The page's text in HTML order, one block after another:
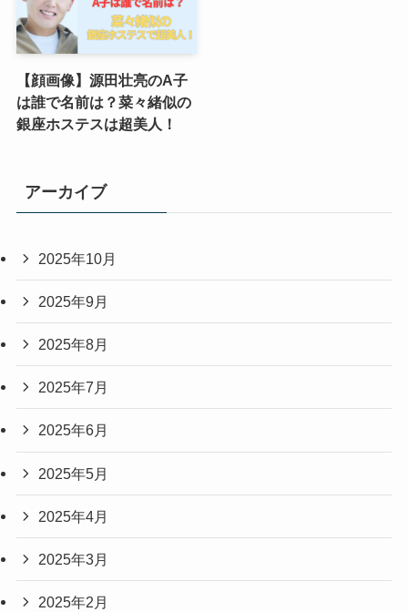
【顔画像】源田壮亮のA子
は誰で名前は？菜々緒似の
銀座ホステスは超美人！
アーカイブ
2025年10月
2025年9月
2025年8月
2025年7月
2025年6月
2025年5月
2025年4月
2025年3月
2025年2月